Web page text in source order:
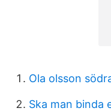
Ola olsson
Ska man binda